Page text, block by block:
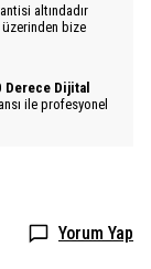
altındadır
üzerinden bize
Derece Dijital
ile profesyonel
Yorum Yap